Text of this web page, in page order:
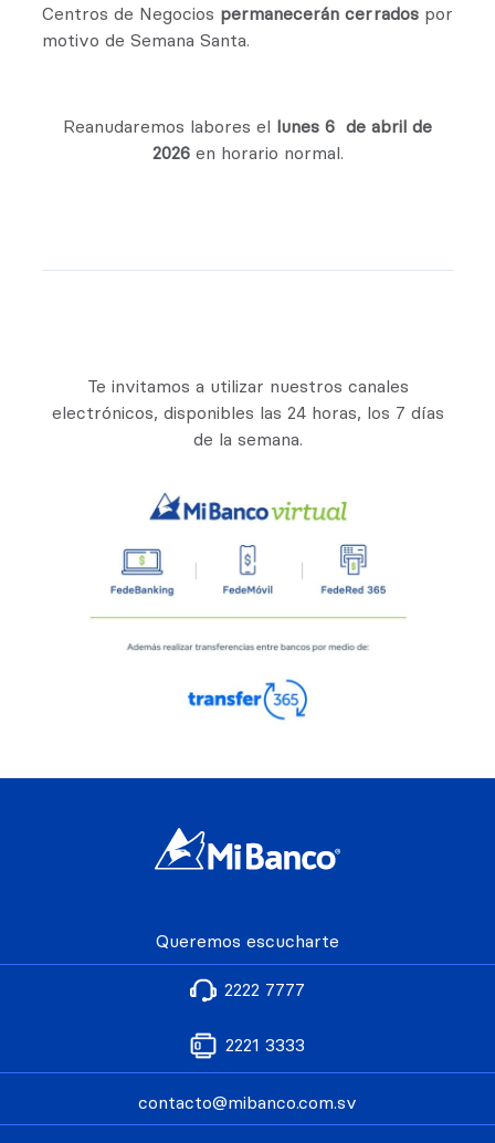
Centros de Negocios permanecerán cerradospor
motivo de Semana Santa.
Reanudaremos labores el lunes 6 de abril de
2026en horario normal.
Te invitamos a utilizar nuestros canales
electrónicos, disponibles las 24 horas, los 7 días
de la semana.
Queremos escucharte
2222 7777
2221 3333
contacto@mibanco.com.sv